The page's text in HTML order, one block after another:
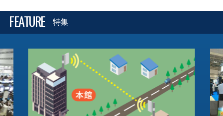
FEATURE 特集